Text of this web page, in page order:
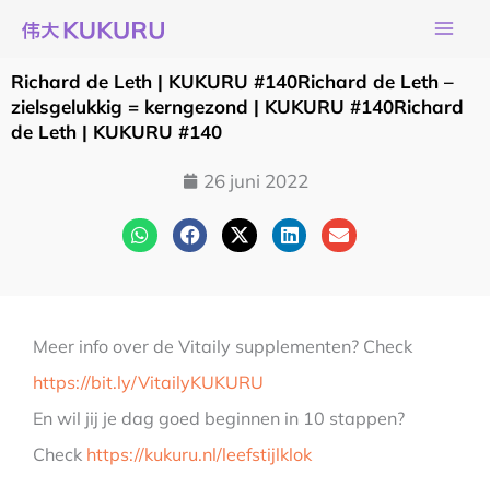
naar
de
inhoud
Richard de Leth | KUKURU #140Richard de Leth –
zielsgelukkig = kerngezond | KUKURU #140Richard
de Leth | KUKURU #140
26 juni 2022
Meer info over de Vitaily supplementen? Check
https://bit.ly/VitailyKUKURU
En wil jij je dag goed beginnen in 10 stappen?
Check https://kukuru.nl/leefstijlklok